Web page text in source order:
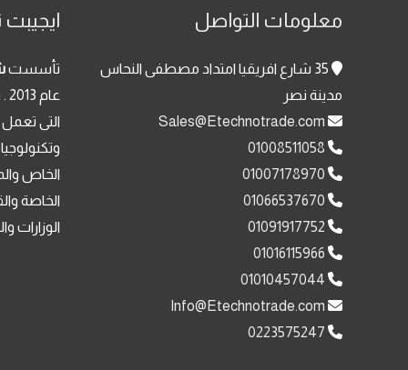
معلومات التواصل
35 شارع افريقيا امتداد مصطفى النحاس
مدينة نصر
01008511058
01007178970
01066537670
01091917752
01016115966
01010457044
0223575247
ايجيبت
تأسست
التى
الخاص
الخاصة
الوزارات